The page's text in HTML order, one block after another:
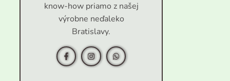
know-how priamo z našej
výrobne neďaleko
Bratislavy.